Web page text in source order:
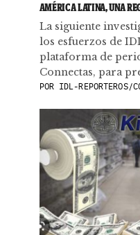
AMÉRICA LATINA, UNA
La siguiente
los esfuerzos de
plataforma de
Connectas, para
PORIDL-REPORTEROS/